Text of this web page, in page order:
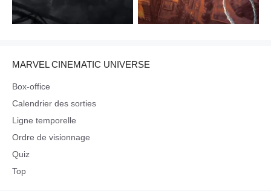
MARVEL CINEMATIC UNIVERSE
Box-office
Calendrier des sorties
Ligne temporelle
Ordre de visionnage
Quiz
Top